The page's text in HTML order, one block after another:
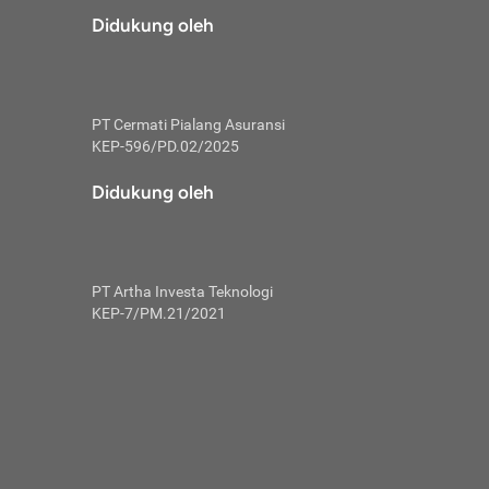
tidak
skor
Mulai
kembali ideal.
utang
Didukung oleh
PT Cermati Pialang Asuransi
KEP-596/PD.02/2025
Didukung oleh
PT Artha Investa Teknologi
KEP-7/PM.21/2021